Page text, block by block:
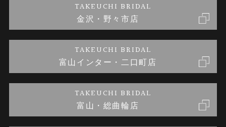
金澤指輪工房｜手作り結婚指輪 and 婚約指輪
金澤指輪工房｜手作り婚約指輪プロポーズプラン
プライバシーポリシー
TAKEUCHI BRIDAL
金沢・野々市店
TAKEUCHI BRIDAL
富山インター・二口町店
TAKEUCHI BRIDAL
富山・総曲輪店